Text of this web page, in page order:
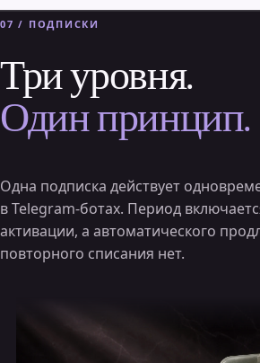
07 / ПОДПИСКИ
Три уровня.
Один принцип.
Одна подписка действует
в Telegram-ботах. Период
активации, а автоматического
повторного списания нет.